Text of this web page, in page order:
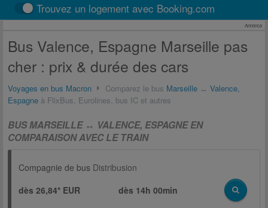
Trouvez un logement avec Booking.com
Annonce
Bus Valence, Espagne Marseille pas
cher : prix & durée des cars
Voyages en bus Macron Comparez le bus Marseille ↔ Valence,
Espagne à FlixBus, Eurolines, bus IC et autres
BUS MARSEILLE ↔ VALENCE, ESPAGNE EN
COMPARAISON AVEC LE TRAIN
Compagnie de bus Distribusion
dès 26,84* EUR
dès 14h 00min